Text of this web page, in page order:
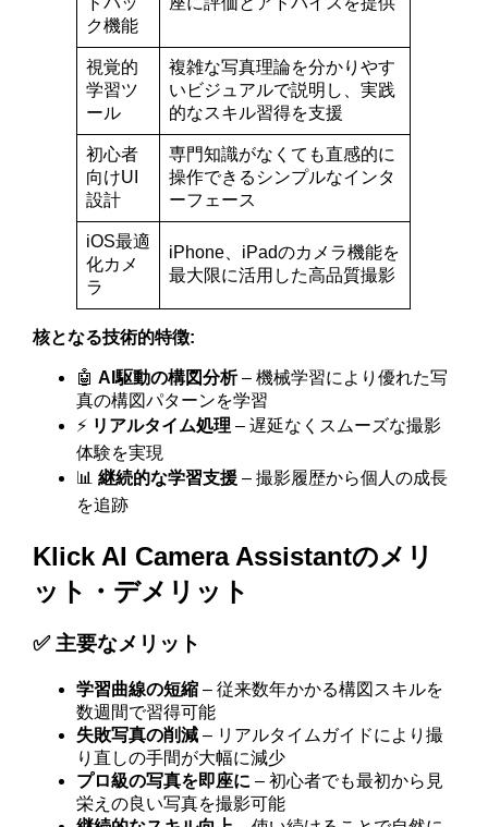
ク機能
視覚的
学習ツ
ール
複雑な写真理論を分かりやす
いビジュアルで説明し、実践
的なスキル習得を支援
初心者
向けUI
設計
専門知識がなくても直感的に
操作できるシンプルなインタ
ーフェース
iOS最適
化カメ
ラ
iPhone、iPadのカメラ機能を
最大限に活用した高品質撮影
核となる技術的特徴:
🤖AI駆動の構図分析– 機械学習により優れた写
真の構図パターンを学習
⚡ リアルタイム処理 – 遅延なくスムーズな撮影
体験を実現
📊継続的な学習支援 – 撮影履歴から個人の成長
を追跡
Klick AI Camera Assistantのメリ
ット・デメリット
✅ 主要なメリット
学習曲線の短縮 – 従来数年かかる構図スキルを
数週間で習得可能
失敗写真の削減 – リアルタイムガイドにより撮
り直しの手間が大幅に減少
プロ級の写真を即座に – 初心者でも最初から見
栄えの良い写真を撮影可能